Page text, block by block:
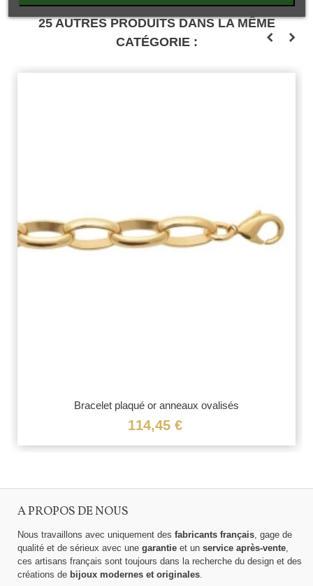
25 AUTRES PRODUITS DANS LA MÊME
CATÉGORIE :
Bracelet plaqué or anneaux ovalisés
114,45 €
A PROPOS DE NOUS
Nous travaillons avec uniquement des fabricants français, gage de
qualité et de sérieux avec une garantie et un service après-vente,
ces artisans français sont toujours dans la recherche du design et des
créations de bijoux modernes et originales.